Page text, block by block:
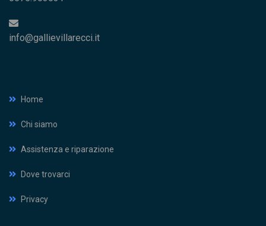
info@gallievillarecci.it
Home
Chi siamo
Assistenza e riparazione
Dove trovarci
Privacy